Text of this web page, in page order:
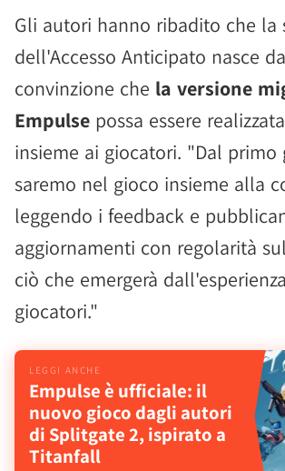
Gli autori hanno ribadito che la
dell'Accesso Anticipato nasce
convinzione che la versione
Empulse possa essere
insieme ai giocatori. "Dal primo
saremo nel gioco insieme alla
leggendo i feedback e
aggiornamenti con regolarità
ciò che emergerà
giocatori."
Empulse è ufficiale: il
nuovo gioco dagli autori
di Splitgate 2, ispirato a
Titanfall